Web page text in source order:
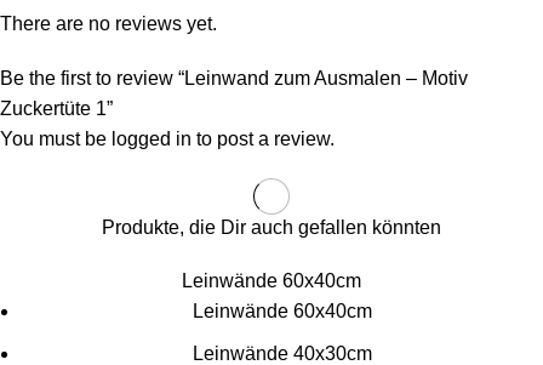
There are no reviews yet.
Be the first to review “Leinwand zum Ausmalen – Motiv
Zuckertüte 1”
You must be logged in to post a review.
Produkte, die Dir auch gefallen könnten
Leinwände 60x40cm
Leinwände 60x40cm
Leinwände 40x30cm